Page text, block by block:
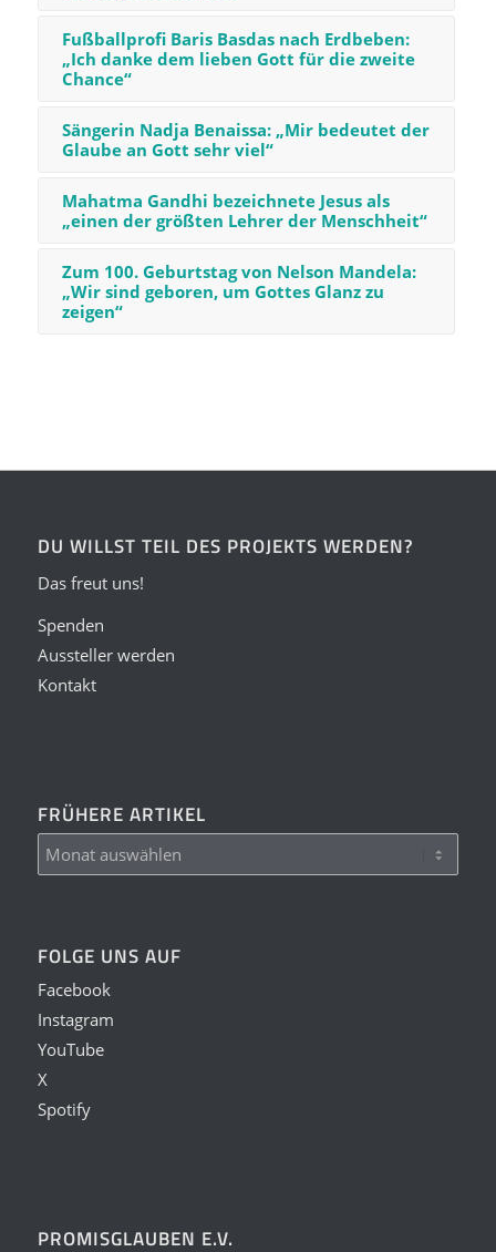
Fußballprofi Baris Basdas nach Erdbeben:
„Ich danke dem lieben Gott für die zweite
Chance“
Sängerin Nadja Benaissa: „Mir bedeutet der
Glaube an Gott sehr viel“
Mahatma Gandhi bezeichnete Jesus als
„einen der größten Lehrer der Menschheit“
Zum 100. Geburtstag von Nelson Mandela:
„Wir sind geboren, um Gottes Glanz zu
zeigen“
DU WILLST TEIL DES PROJEKTS WERDEN?
Das freut uns!
Spenden
Aussteller werden
Kontakt
FRÜHERE ARTIKEL
FOLGE UNS AUF
Facebook
Instagram
YouTube
X
Spotify
PROMISGLAUBEN E.V.